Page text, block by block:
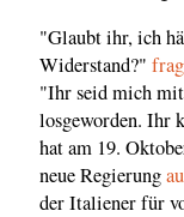
"Glaubt ihr, ich
Widerstand?"
"Ihr seid mich
losgeworden. Ihr
hat am 19.
neue Regierung
der Italiener für